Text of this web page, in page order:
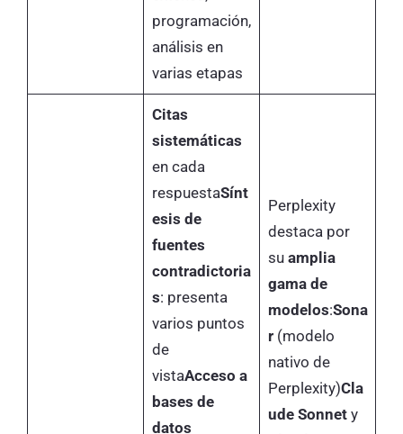
programación,
análisis en
varias etapas
Citas
sistemáticas
en cada
respuestaSínt
esis de
fuentes
contradictoria
s: presenta
varios puntos
de
vistaAcceso a
bases de
datos
Perplexity
destaca por
su amplia
gama de
modelos:Sona
r(modelo
nativo de
Perplexity)Cla
ude Sonnety